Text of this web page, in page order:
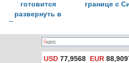
готовится
развернуть в
Турции зенитно-
ракетные
комплексы
границе с
USD 77,9568 EUR